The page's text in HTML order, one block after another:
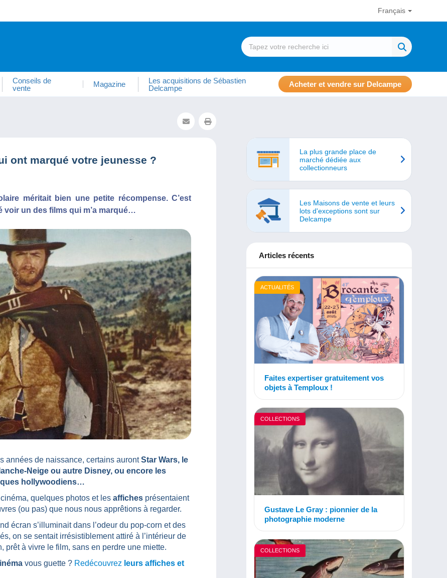
Français
Conseils de
vente
Magazine
Les acquisitions de Sébastien
Delcampe
Acheter et vendre sur Delcampe
ont marqué votre jeunesse ?
méritait bien une petite récompense. C’est
voir un des films qui m’a marqué…
années de naissance, certains aurontStar Wars, le
Neige ou autre Disney, ou encore les
hollywoodiens…
quelques photos et les affiches présentaient
(ou pas) que nous nous apprêtions à regarder.
écran s’illuminait dans l’odeur du pop-corn et des
on se sentait irrésistiblement attiré à l’intérieur de
prêt à vivre le film, sans en perdre une miette.
vous guette ? Redécouvrez leurs affiches et
La plus grande place de
marché dédiée aux
collectionneurs
Les Maisons de vente et leurs
lots d'exceptions sont sur
Delcampe
Articles récents
ACTUALITÉS
Faites expertiser gratuitement vos
objets à Temploux !
COLLECTIONS
Gustave Le Gray : pionnier de la
photographie moderne
COLLECTIONS